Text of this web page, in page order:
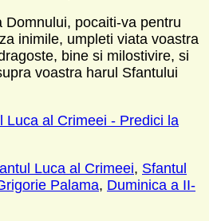
Domnului, pocaiti-va pentru
inimile, umpleti viata voastra
bine si milostivire, si
voastra harul Sfantului
Luca al Crimeei - Predici la
Luca al Crimeei, Sfantul
Palama, Duminica a II-